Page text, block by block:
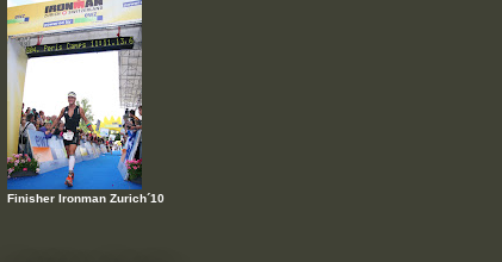
Finisher Ironman Zurich´10